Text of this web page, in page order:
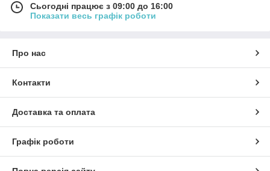
Сьогодні працює з 09:00 до 16:00
Показати весь графік роботи
Про нас
Контакти
Доставка та оплата
Графік роботи